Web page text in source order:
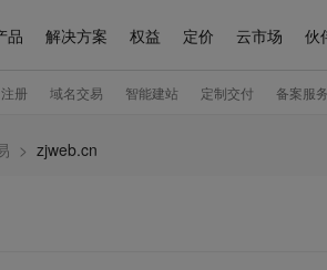
> zjweb.cn